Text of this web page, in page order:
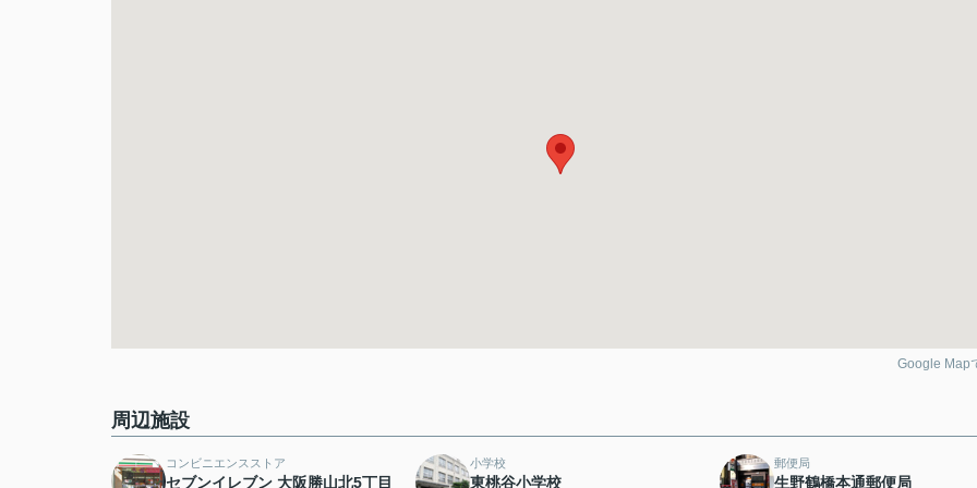
Google Map
周辺施設
コンビニエンスストア
セブンイレブン 大阪勝山北5丁目
小学校
東桃谷小学校
郵便局
生野鶴橋本通郵便局